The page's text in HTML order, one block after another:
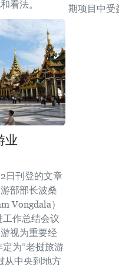
看法。
期项目中受
业
日刊登的文章
部部长波桑
Vongdala）
作总结会议
视为重要经
为“老挝旅游
从中央到地方